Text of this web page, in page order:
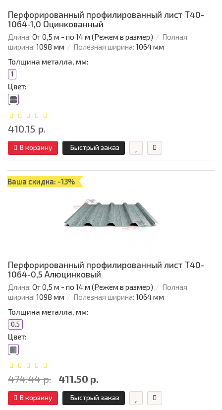
Перфорированный профилированный лист Т40-
1064-1,0 Оцинкованный
Длина: От 0,5 м - по 14 м (Режем в размер)
Полная
ширина: 1098 мм Полезная ширина: 1064 мм
Толщина металла, мм:
1
Цвет:
410.15 р.
В корзину Быстрый заказ
Ваша скидка: -13%
Перфорированный профилированный лист Т40-
1064-0,5 Алюцинковый
Длина: От 0,5 м - по 14 м (Режем в размер)
Полная
ширина: 1098 мм Полезная ширина: 1064 мм
Толщина металла, мм:
0.5
Цвет:
474.44 р. 411.50 р.
В корзину Быстрый заказ